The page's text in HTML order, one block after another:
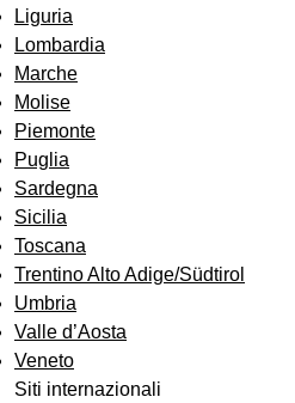
Liguria
Lombardia
Marche
Molise
Piemonte
Puglia
Sardegna
Sicilia
Toscana
Trentino Alto Adige/Südtirol
Umbria
Valle d’Aosta
Veneto
Siti internazionali